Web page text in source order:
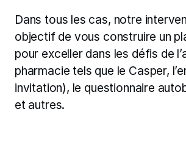
Dans tous les cas, notre
objectif de vous construire un
pour exceller dans les défis de
pharmacie tels que le Casper,
invitation), le questionnaire
et autres.